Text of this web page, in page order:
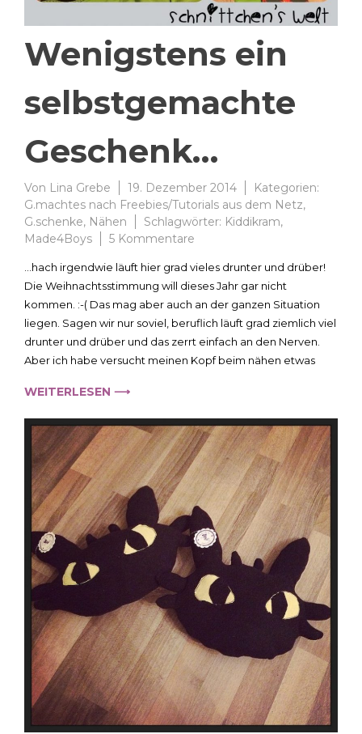
Wenigstens ein
selbstgemachte
Geschenk…
Von Lina Grebe 19. Dezember 2014
Kategorien:
G.machtes nach Freebies/Tutorials aus dem Netz,
G.schenke, Nähen Schlagwörter: Kiddikram,
Made4Boys
5 Kommentare
ein
selbstgemachte
Geschenk…
…hach irgendwie läuft hier grad vieles drunter und drüber!
Die Weihnachtsstimmung will dieses Jahr gar nicht
kommen. :-( Das mag aber auch an der ganzen Situation
liegen. Sagen wir nur soviel, beruflich läuft grad ziemlich viel
drunter und drüber und das zerrt einfach an den Nerven.
Aber ich habe versucht meinen Kopf beim nähen etwas
WEITERLESEN ⟶